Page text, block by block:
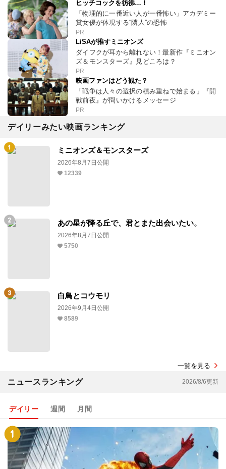
ヒッチコックを彷彿…！
「物理的に一番近い人が一番怖い」アカデミー
賞女優が体現する“隣人”の恐怖
PR
LiSAが推すミニオンズ
ダイフクが耳から離れない！最新作『ミニオン
ズ＆モンスターズ』見どころは？
PR
映画ファンはどう観た？
「戦争は人々の選択の積み重ねで始まる」『開
戦前夜』が問いかけるメッセージ
PR
デイリーみたい映画ランキング
ミニオンズ＆モンスターズ
2026年8月7日公開
12339
あの星が降る丘で、君とまた出会いたい。
2026年8月7日公開
5750
白鳥とコウモリ
2026年9月4日公開
8589
一覧を見る
ニュースランキング 2026/8/6更新
デイリー 週間 月間